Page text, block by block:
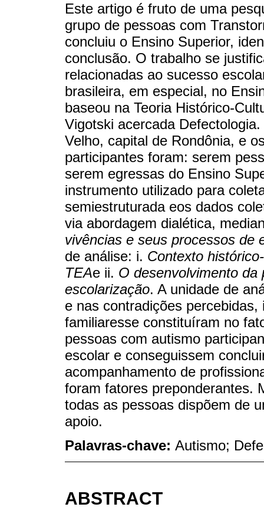
Este artigo é fruto de uma
grupo de pessoas com
concluiu o Ensino Superior,
conclusão. O trabalho se
relacionadas ao sucesso
brasileira, em especial, no
baseou na Teoria Histórico-
Vigotski acercada
Velho, capital de Rondônia, e
participantes foram: serem
serem egressas do Ensino
instrumento utilizado para
semiestruturada eos dados
via abordagem dialética,
vivências e seus processos de
de análise: i. Contexto
TEAe ii. O desenvolvimento
escolarização. A unidade de
e nas contradições
familiaresse constituíram no
pessoas com autismo
escolar e conseguissem
acompanhamento de
foram fatores preponderantes.
todas as pessoas dispõem de
apoio.
Palavras-chave: Autismo;
ABSTRACT